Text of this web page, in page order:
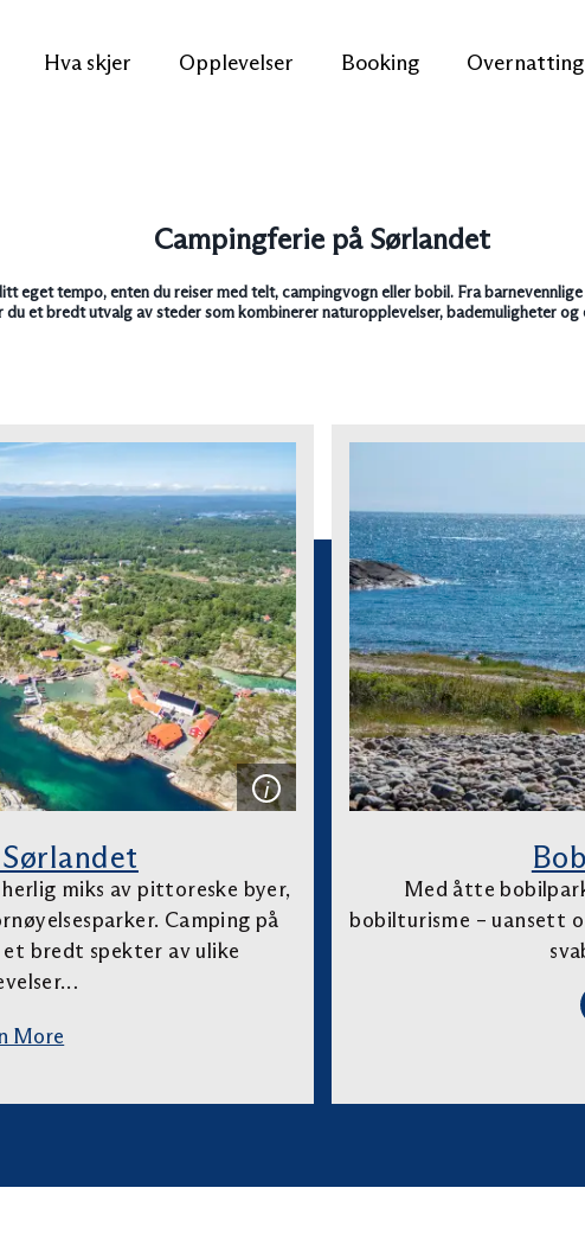
Hva skjer Opplevelser Booking Overnatting
Campingferie på Sørlandet
eget tempo, enten du reiser med telt, campingvogn eller bobil. Fra
du et bredt utvalg av steder som kombinerer naturopplevelser, bademuligheter og
miks av pittoreske byer,
Camping på
bredt spekter av ulike
More
Med åtte
bobilturisme – uansett